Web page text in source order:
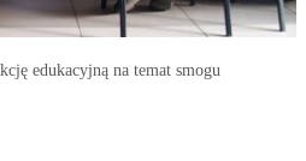
edukacyjną na temat smogu